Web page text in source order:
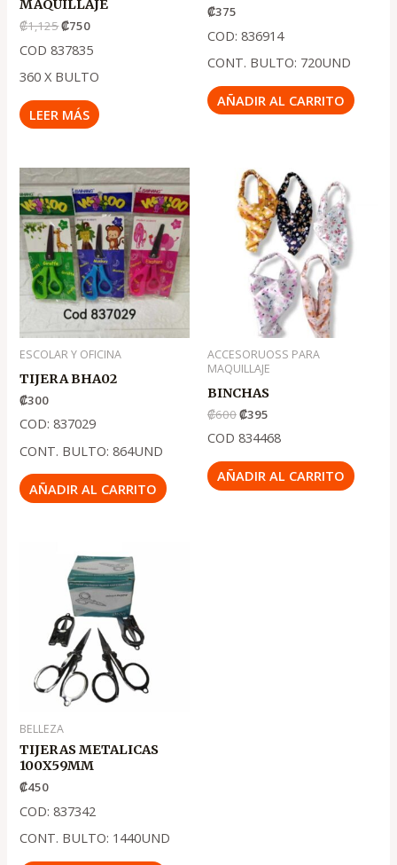
MAQUILLAJE
₡1,125₡750
COD 837835
360 X BULTO
LEER MÁS
₡375
COD: 836914
CONT. BULTO: 720UND
AÑADIR AL CARRITO
ESCOLAR Y OFICINA
TIJERA BHA02
₡300
COD: 837029
CONT. BULTO: 864UND
AÑADIR AL CARRITO
ACCESORUOSS PARA
MAQUILLAJE
BINCHAS
₡600
El
precio
original
era:
₡600
₡395
precio
actual
es:
.
₡395
COD 834468
AÑADIR AL CARRITO
BELLEZA
TIJERAS METALICAS
100X59MM
₡450
COD: 837342
CONT. BULTO: 1440UND